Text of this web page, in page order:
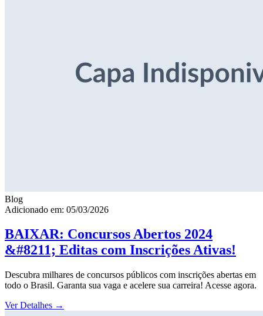
Blog
Adicionado em: 05/03/2026
BAIXAR: Concursos Abertos 2024
&#8211; Editas com Inscrições Ativas!
Descubra milhares de concursos públicos com inscrições abertas em
todo o Brasil. Garanta sua vaga e acelere sua carreira! Acesse agora.
Ver Detalhes →